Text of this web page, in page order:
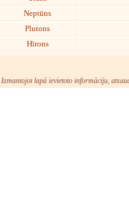
Neptūns
Plutons
Hīrons
Izmantojot lapā ievietoto informāciju,